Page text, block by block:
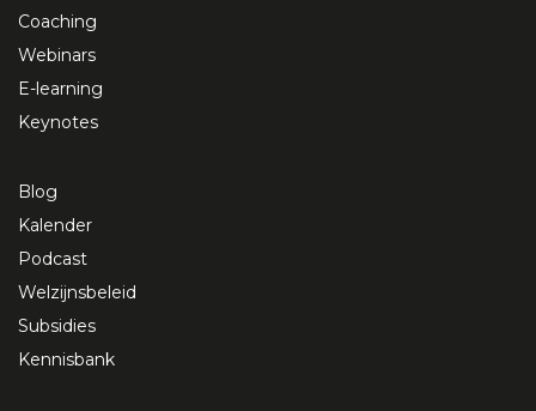
Coaching
Webinars
E-learning
Keynotes
Blog
Kalender
Podcast
Welzijnsbeleid
Subsidies
Kennisbank